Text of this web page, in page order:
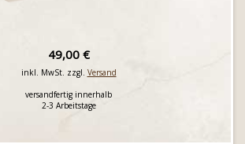
49,00 €
inkl. MwSt. zzgl. Versand
versandfertig innerhalb
2-3 Arbeitstage